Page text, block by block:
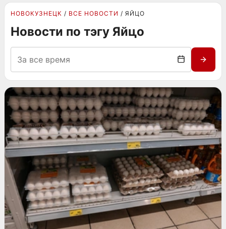
НОВОКУЗНЕЦК ВСЕ НОВОСТИ ЯЙЦО
Новости по тэгу Яйцо